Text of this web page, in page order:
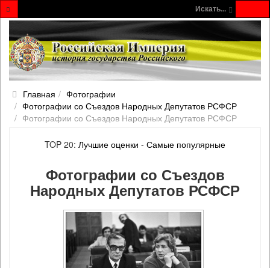
Искать...
Главная
Фотографии
Фотографии со Съездов Народных Депутатов РСФСР
Фотографии со Съездов Народных Депутатов РСФСР
TOP 20: Лучшие оценки - Самые популярные
Фотографии со Съездов
Народных Депутатов РСФСР